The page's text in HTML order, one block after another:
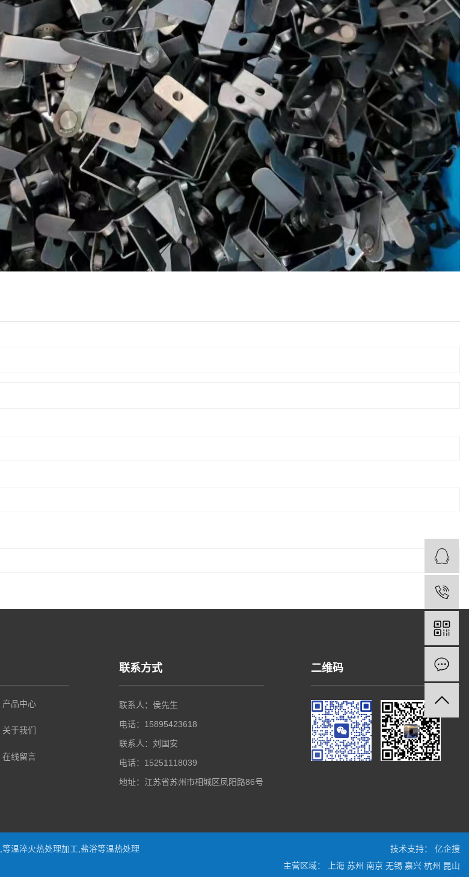
产品中心
关于我们
在线留言
联系方式
联系人：侯先生
电话：15895423618
联系人：刘国安
电话：15251118039
地址：江苏省苏州市相城区凤阳路86号
二维码
,等温淬火热处理加工,盐浴等温热处理
技术支持：
亿企搜
主营区域：
上海 苏州 南京 无锡 嘉兴 杭州 昆山